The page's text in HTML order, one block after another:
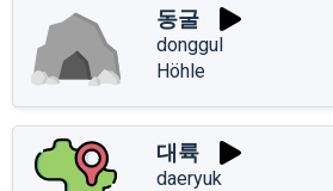
동굴
donggul
Höhle
대륙
daeryuk